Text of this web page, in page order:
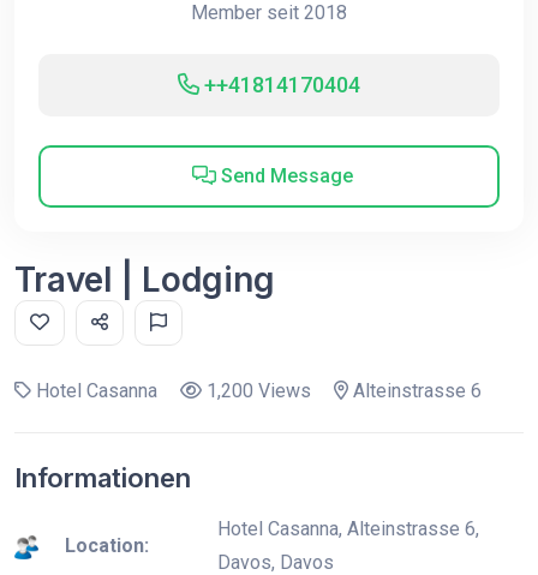
Member seit 2018
++41814170404
Send Message
Travel | Lodging
Hotel Casanna 1,200 Views Alteinstrasse 6
Informationen
Location:
Hotel Casanna, Alteinstrasse 6,
Davos, Davos